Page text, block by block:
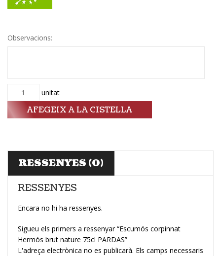
Observacions:
Quantitat unitat
AFEGEIX A LA CISTELLA
RESSENYES (0)
RESSENYES
Encara no hi ha ressenyes.
Sigueu els primers a ressenyar “Escumós corpinnat
Hermós brut nature 75cl PARDAS”
L'adreça electrònica no es publicarà. Els camps necessaris